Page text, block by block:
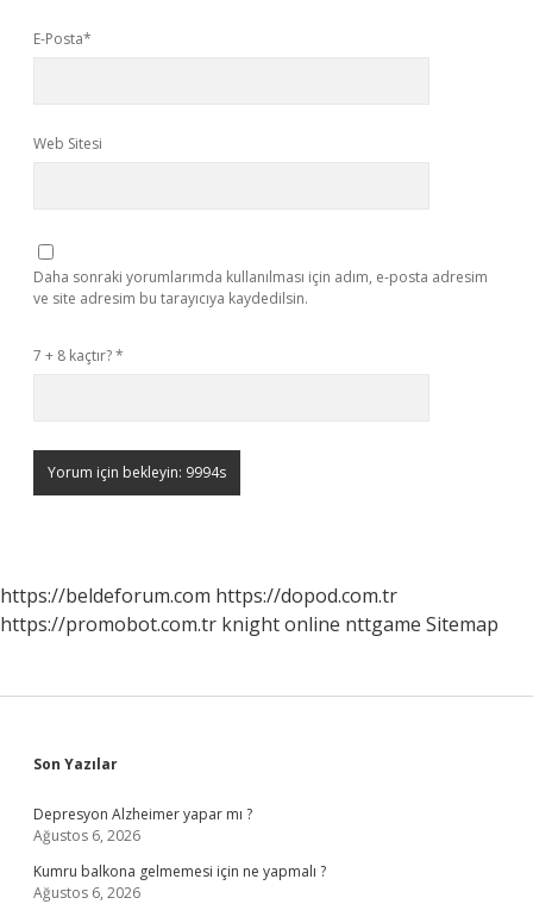
E-Posta*
Web Sitesi
Daha sonraki yorumlarımda kullanılması için adım, e-posta adresim
ve site adresim bu tarayıcıya kaydedilsin.
7 + 8 kaçtır?*
https://beldeforum.com https://dopod.com.tr
https://promobot.com.tr knight online nttgame Sitemap
Sidebar
Son Yazılar
Depresyon Alzheimer yapar mı ?
Ağustos 6, 2026
Kumru balkona gelmemesi için ne yapmalı ?
Ağustos 6, 2026